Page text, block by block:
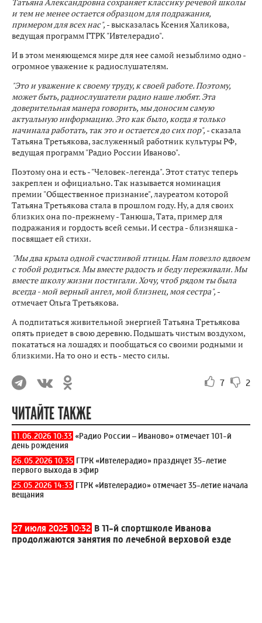
и тем не менее остается образцом для подражания,
примером для всех нас", - высказалась Ксения Халикова,
ведущая программ ГТРК "Ивтелерадио".
И в этом меняющемся мире для нее самой незыблимо одно -
огромное уважение к радиослушателям.
"Это и уважение к своему труду, к своей работе. Поэтому,
может быть, радиослушатели радио наше любят. Эта
доверительная манера говорить, мы доносим самую
актуальную информацию. Это как было, когда я только
начинала работать, так это и остается до сих пор", - сказала
Татьяна Третьякова, заслуженный работник культуры РФ,
ведущая программ "Радио России Иваново".
Поэтому она и есть - "Человек-легенда". Этот статус теперь
закреплен и официально. Так называется номинация
премии "Общественное признание", лауреатом которой
Татьяна Третьякова стала в прошлом году. Ну, а для своих
близких она по-прежнему - Танюша, Тата, пример для
подражания и гордость всей семьи. И сестра - близняшка -
посвящает ей стихи.
"Мы два крыла одной счастливой птицы. Нам повезло вдвоем
с тобой родиться. Мы вместе радость и беду переживали. Мы
вместе школу жизни постигали. Хочу, чтоб рядом ты была
всегда - мой верный ангел, мой близнец, моя сестра", -
отмечает Ольга Третьякова.
А подпитаться живительной энергией Татьяна Третьякова
опять приедет в свою деревню. Подышать чистым воздухом,
покататься на лошадях и пообщаться со своими родными и
близкими. На то оно и есть - место силы.
7 2
ЧИТАЙТЕ ТАКЖЕ
11.06.2026 10:33 «Радио России – Иваново» отмечает 101-й
день рождения
26.05.2026 10:35 ГТРК «Ивтелерадио» празднует 35-летие
первого выхода в эфир
25.05.2026 14:33 ГТРК «Ивтелерадио» отмечает 35-летие начала
вещания
27 июля 2025 10:32 В 11-й спортшколе Иванова
продолжаются занятия по лечебной верховой езде